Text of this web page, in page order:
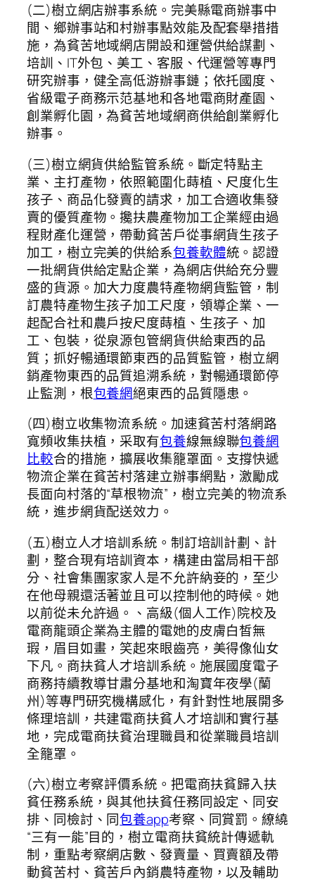
(二)樹立網店辦事系統。完美縣電商辦事中
間、鄉辦事站和村辦事點效能及配套舉措措
施，為貧苦地域網店開設和運營供給謀劃、
培訓、IT外包、美工、客服、代運營等專門
研究辦事，健全高低游辦事鏈；依托國度、
省級電子商務示范基地和各地電商財產園、
創業孵化園，為貧苦地域網商供給創業孵化
辦事。
(三)樹立網貨供給監管系統。斷定特點主
業、主打產物，依照範圍化蒔植、尺度化生
孩子、商品化發賣的請求，加工合適收集發
賣的優質產物。攙扶農產物加工企業經由過
程財產化運營，帶動貧苦戶從事網貨生孩子
加工，樹立完美的供給系包養軟體統。認證
一批網貨供給定點企業，為網店供給充分豐
盛的貨源。加大力度農特產物網貨監管，制
訂農特產物生孩子加工尺度，領導企業、一
起配合社和農戶按尺度蒔植、生孩子、加
工、包裝，從泉源包管網貨供給東西的品
質；抓好暢通環節東西的品質監管，樹立網
銷產物東西的品質追溯系統，對暢通環節停
止監測，根包養網絕東西的品質隱患。
(四)樹立收集物流系統。加速貧苦村落網路
寬頻收集扶植，采取有包養線無線聯包養網
比較合的措施，擴展收集籠罩面。支撐快遞
物流企業在貧苦村落建立辦事網點，激勵成
長面向村落的“草根物流”，樹立完美的物流系
統，進步網貨配送效力。
(五)樹立人才培訓系統。制訂培訓計劃、計
劃，整合現有培訓資本，構建由當局相干部
分、社會集團家家人是不允許納妾的，至少
在他母親還活著並且可以控制他的時候。她
以前從未允許過。、高級(個人工作)院校及
電商龍頭企業為主體的電她的皮膚白皙無
瑕，眉目如畫，笑起來眼齒亮，美得像仙女
下凡。商扶貧人才培訓系統。施展國度電子
商務持續教導甘肅分基地和淘寶年夜學(蘭
州)等專門研究機構感化，有針對性地展開多
條理培訓，共建電商扶貧人才培訓和實行基
地，完成電商扶貧治理職員和從業職員培訓
全籠罩。
(六)樹立考察評價系統。把電商扶貧歸入扶
貧任務系統，與其他扶貧任務同設定、同安
排、同檢討、同包養app考察、同賞罰。繚繞
“三有一能”目的，樹立電商扶貧統計傳遞軌
制，重點考察網店數、發賣量、買賣額及帶
動貧苦村、貧苦戶內銷農特產物，以及輔助